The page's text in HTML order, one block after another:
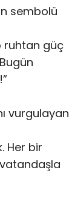
sembolü
ruhtan güç
vurgulayan
Her bir